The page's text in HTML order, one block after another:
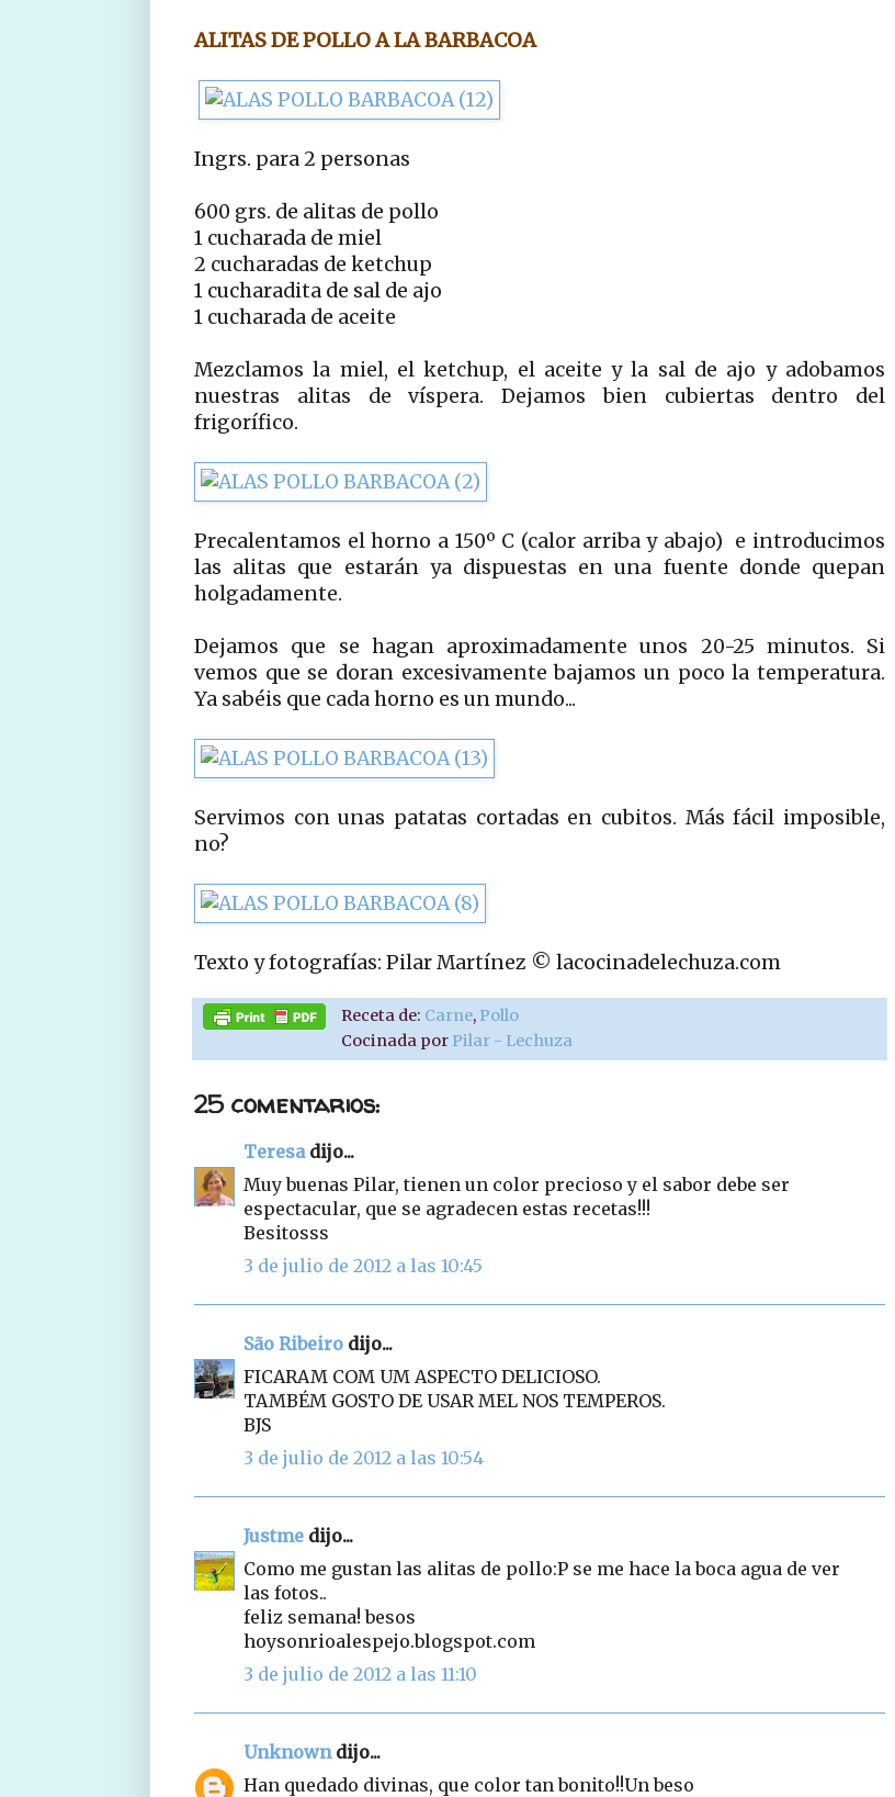
ALITAS DE POLLO A LA BARBACOA
Ingrs. para 2 personas
600 grs. de alitas de pollo
1 cucharada de miel
2 cucharadas de ketchup
1 cucharadita de sal de ajo
1 cucharada de aceite
Mezclamos la miel, el ketchup, el aceite y la sal de ajo y adobamos
nuestras alitas de víspera. Dejamos bien cubiertas dentro del
frigorífico.
Precalentamos el horno a 150º C (calor arriba y abajo) e introducimos
las alitas que estarán ya dispuestas en una fuente donde quepan
holgadamente.
Dejamos que se hagan aproximadamente unos 20-25 minutos. Si
vemos que se doran excesivamente bajamos un poco la temperatura.
Ya sabéis que cada horno es un mundo...
Servimos con unas patatas cortadas en cubitos. Más fácil imposible,
no?
Texto y fotografías: Pilar Martínez © lacocinadelechuza.com
Receta de: Carne, Pollo
Cocinada por Pilar - Lechuza
25 comentarios:
Teresadijo...
Muy buenas Pilar, tienen un color precioso y el sabor debe ser
espectacular, que se agradecen estas recetas!!!
Besitosss
3 de julio de 2012 a las 10:45
São Ribeiro dijo...
FICARAM COM UM ASPECTO DELICIOSO.
TAMBÉM GOSTO DE USAR MEL NOS TEMPEROS.
BJS
3 de julio de 2012 a las 10:54
Justme dijo...
Como me gustan las alitas de pollo:P se me hace la boca agua de ver
las fotos..
feliz semana! besos
hoysonrioalespejo.blogspot.com
3 de julio de 2012 a las 11:10
Unknowndijo...
Han quedado divinas, que color tan bonito!!Un beso